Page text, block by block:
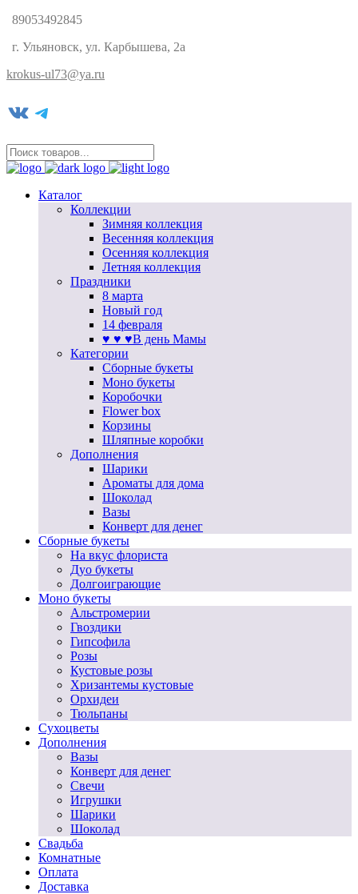
89053492845
г. Ульяновск, ул. Карбышева, 2а
krokus-ul73@ya.ru
VK Telegram
Каталог
Коллекции
Зимняя коллекция
Весенняя коллекция
Осенняя коллекция
Летняя коллекция
Праздники
8 марта
Новый год
14 февраля
♥ ♥ ♥В день Мамы
Категории
Сборные букеты
Моно букеты
Коробочки
Flower box
Корзины
Шляпные коробки
Дополнения
Шарики
Ароматы для дома
Шоколад
Вазы
Конверт для денег
Сборные букеты
На вкус флориста
Дуо букеты
Долгоиграющие
Моно букеты
Альстромерии
Гвоздики
Гипсофила
Розы
Кустовые розы
Хризантемы кустовые
Орхидеи
Тюльпаны
Сухоцветы
Дополнения
Вазы
Конверт для денег
Свечи
Игрушки
Шарики
Шоколад
Свадьба
Комнатные
Оплата
Доставка